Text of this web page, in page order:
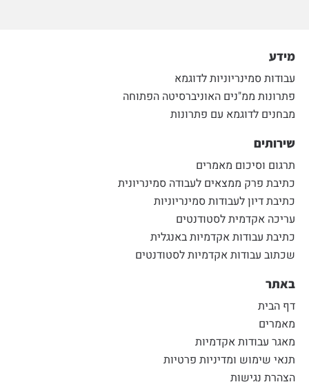
מידע
עבודות סמינריוניות לדוגמא
פתרונות ממ"נים האוניברסיטה הפתוחה
מבחנים לדוגמא עם פתרונות
שירותים
תרגום וסיכום מאמרים
כתיבת פרק ממצאים לעבודה סמינריונית
כתיבת דיון לעבודות סמינריוניות
עריכה אקדמית לסטודנטים
כתיבת עבודות אקדמיות באנגלית
שכתוב עבודות אקדמיות לסטודנטים
באתר
דף הבית
מאמרים
מאגר עבודות אקדמיות
תנאי שימוש ומדיניות פרטיות
הצהרת נגישות